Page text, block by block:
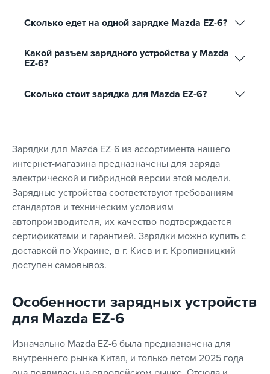
Сколько едет на одной зарядке Mazda EZ-6?
Какой разъем зарядного устройства у Mazda
EZ-6?
Сколько стоит зарядка для Mazda EZ-6?
Зарядки для Mazda EZ-6 из ассортимента нашего
интернет-магазина предназначены для заряда
электрической и гибридной версии этой модели.
Зарядные устройства соответствуют требованиям
стандартов и техническим условиям
автопроизводителя, их качество подтверждается
сертификатами и гарантией. Зарядки можно купить с
доставкой по Украине, в г. Киев и г. Кропивницкий
доступен самовывоз.
Особенности зарядных устройств
для Mazda EZ-6
Изначально Mazda EZ-6 была предназначена для
внутреннего рынка Китая, и только летом 2025 года